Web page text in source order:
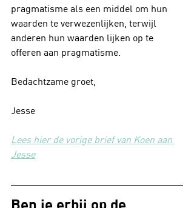
pragmatisme als een middel om hun
waarden te verwezenlijken, terwijl
anderen hun waarden lijken op te
offeren aan pragmatisme.
Bedachtzame groet,
Jesse
Lees hier de vorige brief van Koen aan
Jesse
Ben je erbij op de